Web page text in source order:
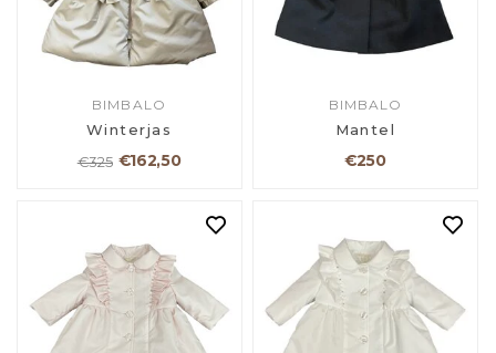
BIMBALO
Winterjas
€325 €162,50
BIMBALO
Mantel
€250